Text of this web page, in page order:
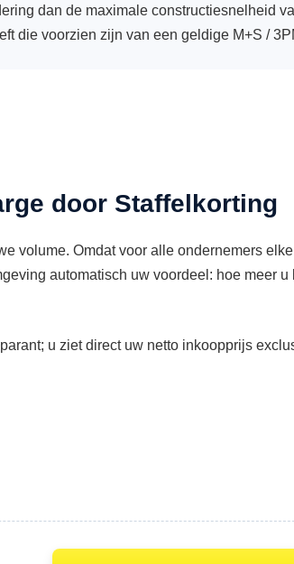
dan de maximale constructiesnelheid
die voorzien zijn van een geldige M+S /
door Staffelkorting
volume. Omdat voor alle ondernemers
automatisch uw voordeel: hoe meer u
u ziet direct uw netto inkoopprijs